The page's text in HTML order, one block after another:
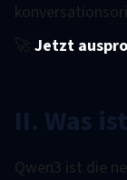
🚀 Jetzt
II. Was
Qwen3 ist die